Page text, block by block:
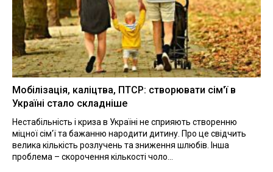
Мобілізація, каліцтва, ПТСР: створювати сім'ї в
Україні стало складніше
Нестабільність і криза в Україні не сприяють створенню
міцної сім'ї та бажанню народити дитину. Про це свідчить
велика кількість розлучень та зниження шлюбів. Інша
проблема – скорочення кількості чоло...